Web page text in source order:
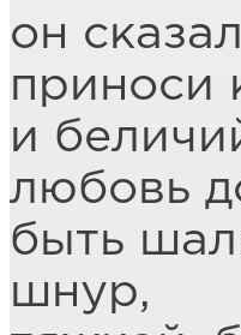
он
приноси
и
любовь
быть
шнур,